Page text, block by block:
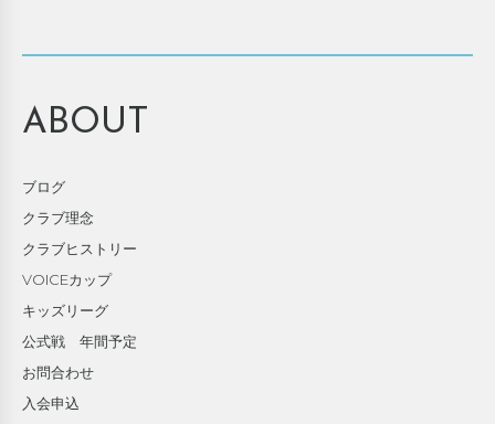
ABOUT
ブログ
クラブ理念
クラブヒストリー
VOICEカップ
キッズリーグ
公式戦 年間予定
お問合わせ
入会申込